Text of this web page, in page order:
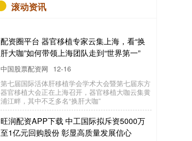
滚动资讯
配资圈平台 器官移植专家云集上海，看“换
肝大咖”如何带领上海团队走到“世界第一”
中国股票配资网 12-16
第七届国际活体肝移植学会学术大会暨第七届东方
器官移植大会正在上海召开，器官移植大咖云集黄
浦江畔，其中不乏多名“换肝大咖”
旺润配资APP下载 中工国际拟斥资5000万
至1亿元回购股份 彰显高质量发展信心